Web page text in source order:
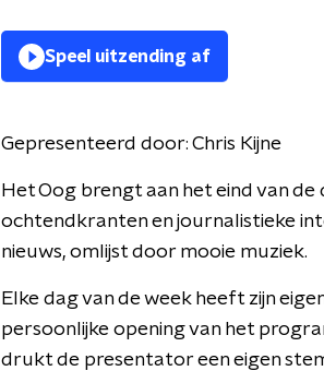
Speel uitzending af
Gepresenteerd door: Chris Kijne
Het Oog brengt aan het eind van
ochtendkranten en journalistieke
nieuws, omlijst door mooie muziek.
Elke dag van de week heeft zijn
persoonlijke opening van het
drukt de presentator een eigen